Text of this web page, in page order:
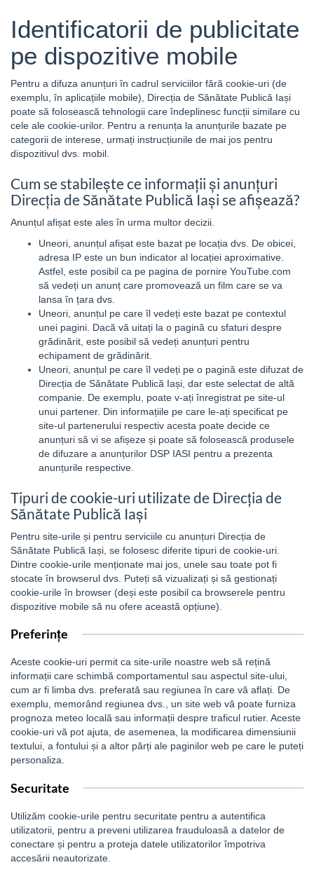
Identificatorii de publicitate
pe dispozitive mobile
Pentru a difuza anunțuri în cadrul serviciilor fără cookie-uri (de
exemplu, în aplicațiile mobile), Direcția de Sănătate Publică Iași
poate să folosească tehnologii care îndeplinesc funcții similare cu
cele ale cookie-urilor. Pentru a renunța la anunțurile bazate pe
categorii de interese, urmați instrucțiunile de mai jos pentru
dispozitivul dvs. mobil.
Cum se stabilește ce informații și anunțuri
Direcția de Sănătate Publică Iași se afișează?
Anunțul afișat este ales în urma multor decizii.
Uneori, anunțul afișat este bazat pe locația dvs. De obicei,
adresa IP este un bun indicator al locației aproximative.
Astfel, este posibil ca pe pagina de pornire YouTube.com
să vedeți un anunț care promovează un film care se va
lansa în țara dvs.
Uneori, anunțul pe care îl vedeți este bazat pe contextul
unei pagini. Dacă vă uitați la o pagină cu sfaturi despre
grădinărit, este posibil să vedeți anunțuri pentru
echipament de grădinărit.
Uneori, anunțul pe care îl vedeți pe o pagină este difuzat de
Direcția de Sănătate Publică Iași, dar este selectat de altă
companie. De exemplu, poate v-ați înregistrat pe site-ul
unui partener. Din informațiile pe care le-ați specificat pe
site-ul partenerului respectiv acesta poate decide ce
anunțuri să vi se afișeze și poate să folosească produsele
de difuzare a anunțurilor DSP IASI pentru a prezenta
anunțurile respective.
Tipuri de cookie-uri utilizate de Direcția de
Sănătate Publică Iași
Pentru site-urile și pentru serviciile cu anunțuri Direcția de
Sănătate Publică Iași, se folosesc diferite tipuri de cookie-uri.
Dintre cookie-urile menționate mai jos, unele sau toate pot fi
stocate în browserul dvs. Puteți să vizualizați și să gestionați
cookie-urile în browser (deși este posibil ca browserele pentru
dispozitive mobile să nu ofere această opțiune).
Preferințe
Aceste cookie-uri permit ca site-urile noastre web să rețină
informații care schimbă comportamentul sau aspectul site-ului,
cum ar fi limba dvs. preferată sau regiunea în care vă aflați. De
exemplu, memorând regiunea dvs., un site web vă poate furniza
prognoza meteo locală sau informații despre traficul rutier. Aceste
cookie-uri vă pot ajuta, de asemenea, la modificarea dimensiunii
textului, a fontului și a altor părți ale paginilor web pe care le puteți
personaliza.
Securitate
Utilizăm cookie-urile pentru securitate pentru a autentifica
utilizatorii, pentru a preveni utilizarea frauduloasă a datelor de
conectare și pentru a proteja datele utilizatorilor împotriva
accesării neautorizate.